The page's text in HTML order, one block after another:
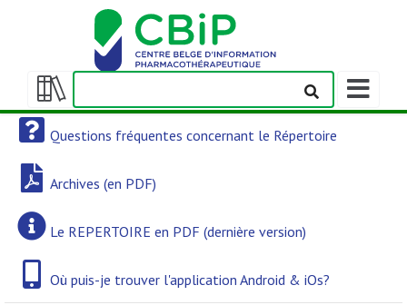
Afficher/masquer
la
table
matières
Afficher/
la
Questions fréquentes concernant le Répertoire
Archives (en PDF)
Le REPERTOIRE en PDF (dernière version)
Où puis-je trouver l'application Android & iOs?